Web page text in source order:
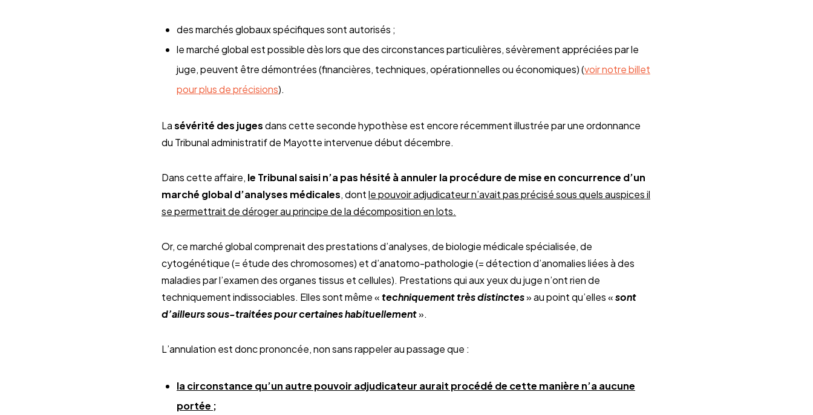
des marchés globaux spécifiques sont autorisés ;
le marché global est possible dès lors que des circonstances particulières, sévèrement appréciées par le
juge, peuvent être démontrées (financières, techniques, opérationnelles ou économiques) (voir notre billet
pour plus de précisions).
Lasévérité des jugesdans cette seconde hypothèse est encore récemment illustrée par une ordonnance
du Tribunal administratif de Mayotte intervenue début décembre.
Dans cette affaire, le Tribunal saisi n’a pas hésité à annuler la procédure de mise en concurrence d’un
marché global d’analyses médicales, dontle pouvoir adjudicateur n’avait pas précisé sous quels auspices il
se permettrait de déroger au principe de la décomposition en lots.
Or, ce marché global comprenait des prestations d’analyses, de biologie médicale spécialisée, de
cytogénétique (= étude des chromosomes) et d’anatomo-pathologie (= détection d’anomalies liées à des
maladies par l’examen des organes tissus et cellules). Prestations qui aux yeux du juge n’ont rien de
techniquement indissociables. Elles sont même «techniquement très distinctes» au point qu’elles «sont
d’ailleurs sous-traitées pour certaines habituellement».
L’annulation est donc prononcée, non sans rappeler au passage que :
la circonstance qu’un autre pouvoir adjudicateur aurait procédé de cette manière n’a aucune
portée ;